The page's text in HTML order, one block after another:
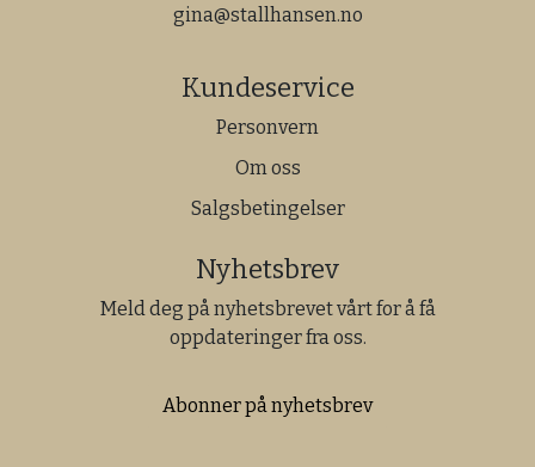
gina@stallhansen.no
Kundeservice
Personvern
Om oss
Salgsbetingelser
Nyhetsbrev
Meld deg på nyhetsbrevet vårt for å få
oppdateringer fra oss.
Abonner på nyhetsbrev